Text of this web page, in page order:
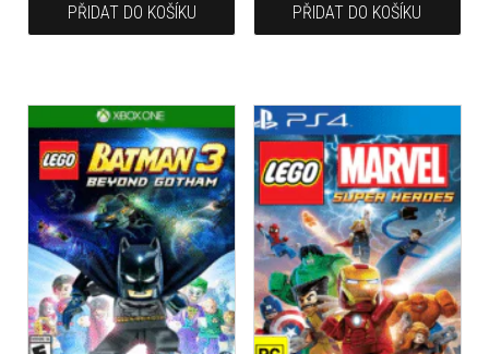
PŘIDAT DO KOŠÍKU PŘIDAT DO KOŠÍKU